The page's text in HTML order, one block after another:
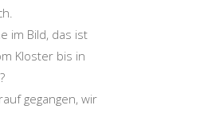
im Bild, das ist
Kloster bis in
gegangen, wir